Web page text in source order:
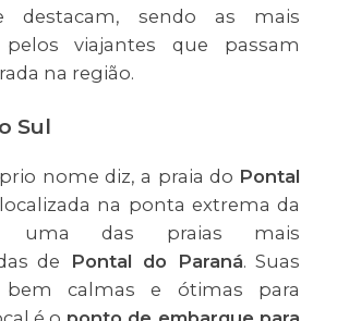
destacam, sendo as mais
pelos viajantes que passam
na região.
Sul
nome diz, a praia do Pontal
na ponta extrema da
uma das praias mais
de Pontal do Paraná. Suas
bem calmas e ótimas para